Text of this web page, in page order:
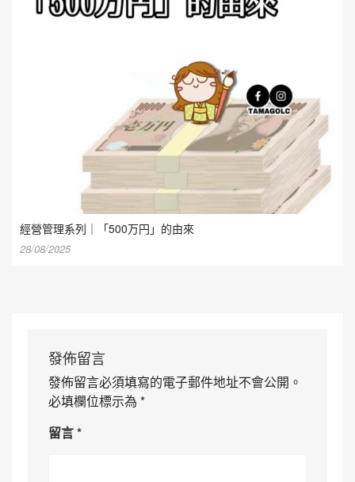
經營管理系列｜「500万円」的由來
28/08/2025
發佈留言
發佈留言必須填寫的電子郵件地址不會公開。
必填欄位標示為 *
留言*